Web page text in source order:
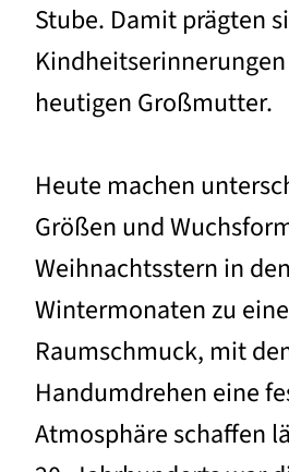
Stube. Damit prägten
heutigen Großmutter.
Heute machen
Größen und
Weihnachtsstern in den
Wintermonaten zu
Raumschmuck, mit
Handumdrehen eine
Atmosphäre schaffen